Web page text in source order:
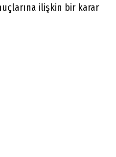
ilişkin bir karar